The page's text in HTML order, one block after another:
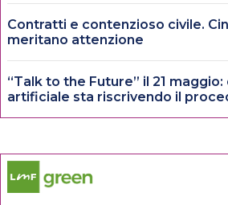
Contratti e contenzioso civile.
meritano attenzione
“Talk to the Future” il 21
artificiale sta riscrivendo il